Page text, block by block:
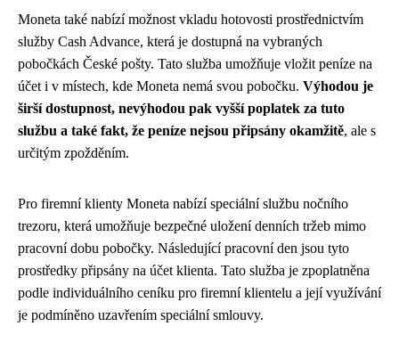
Moneta také nabízí možnost vkladu hotovosti prostřednictvím
služby Cash Advance, která je dostupná na vybraných
pobočkách České pošty. Tato služba umožňuje vložit peníze na
účet i v místech, kde Moneta nemá svou pobočku. Výhodou je
širší dostupnost, nevýhodou pak vyšší poplatek za tuto
službu a také fakt, že peníze nejsou připsány okamžitě, ale s
určitým zpožděním.
Pro firemní klienty Moneta nabízí speciální službu nočního
trezoru, která umožňuje bezpečné uložení denních tržeb mimo
pracovní dobu pobočky. Následující pracovní den jsou tyto
prostředky připsány na účet klienta. Tato služba je zpoplatněna
podle individuálního ceníku pro firemní klientelu a její využívání
je podmíněno uzavřením speciální smlouvy.